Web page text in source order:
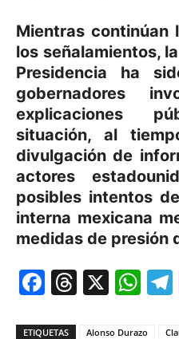
Mientras continúan
los señalamientos,
Presidencia ha
gobernadores
explicaciones
situación, al
divulgación de
actores
posibles intentos
interna mexicana
medidas de presión
Facebook
Threads
X
ETIQUETAS Alonso Durazo